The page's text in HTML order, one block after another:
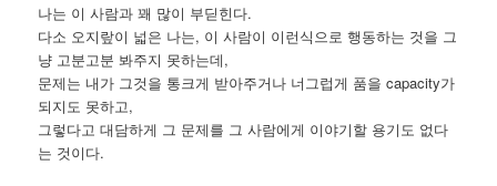
나는 이 사람과 꽤 많이 부딛힌다.
다소 오지랖이 넓은 나는, 이 사람이 이런식으로 행동하는 것을 그
냥 고분고분 봐주지 못하는데,
문제는 내가 그것을 통크게 받아주거나 너그럽게 품을 capacity가
되지도 못하고,
그렇다고 대담하게 그 문제를 그 사람에게 이야기할 용기도 없다
는 것이다.